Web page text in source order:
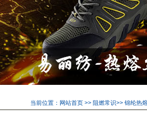
当前位置： 网站首页>> 阻燃常识>> 锦纶热